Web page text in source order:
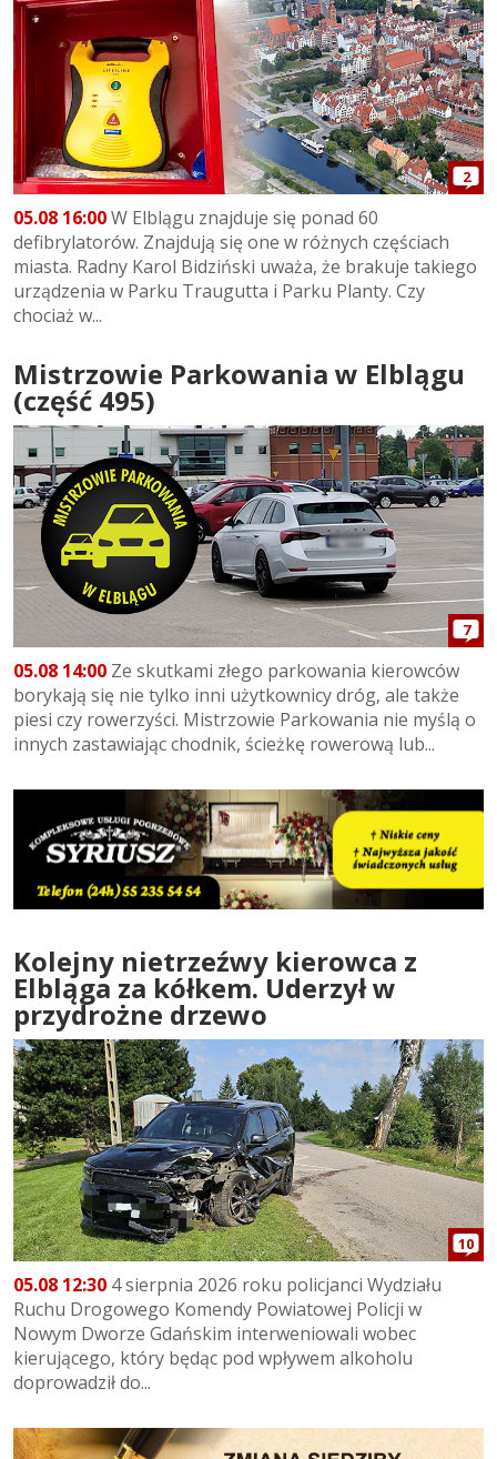
2
05.08 16:00W Elblągu znajduje się ponad 60
defibrylatorów. Znajdują się one w różnych częściach
miasta. Radny Karol Bidziński uważa, że brakuje takiego
urządzenia w Parku Traugutta i Parku Planty. Czy
chociaż w...
Mistrzowie Parkowania w Elblągu
(część 495)
7
05.08 14:00 Ze skutkami złego parkowania kierowców
borykają się nie tylko inni użytkownicy dróg, ale także
piesi czy rowerzyści. Mistrzowie Parkowania nie myślą o
innych zastawiając chodnik, ścieżkę rowerową lub...
Kolejny nietrzeźwy kierowca z
Elbląga za kółkem. Uderzył w
przydrożne drzewo
10
05.08 12:30 4 sierpnia 2026 roku policjanci Wydziału
Ruchu Drogowego Komendy Powiatowej Policji w
Nowym Dworze Gdańskim interweniowali wobec
kierującego, który będąc pod wpływem alkoholu
doprowadził do...